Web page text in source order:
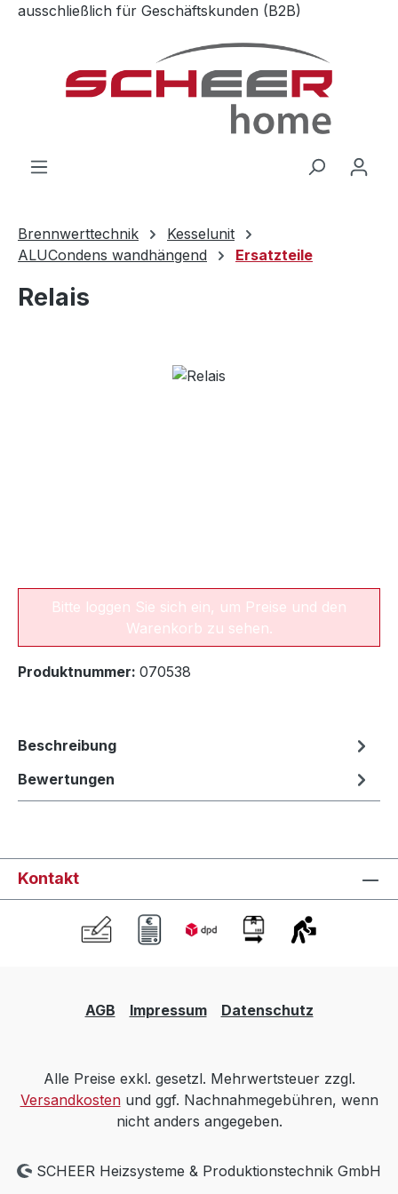
Zum Hauptinhalt springen
ausschließlich für Geschäftskunden (B2B)
Brennwerttechnik
Kesselunit
ALUCondens wandhängend
Ersatzteile
Relais
Bildergalerie überspringen
Bitte loggen Sie sich ein, um Preise und den
Warenkorb zu sehen.
Produktnummer: 070538
Beschreibung
Bewertungen
Kontakt
AGB Impressum Datenschutz
Alle Preise exkl. gesetzl. Mehrwertsteuer zzgl.
Versandkostenund ggf. Nachnahmegebühren, wenn
nicht anders angegeben.
SCHEER Heizsysteme & Produktionstechnik GmbH